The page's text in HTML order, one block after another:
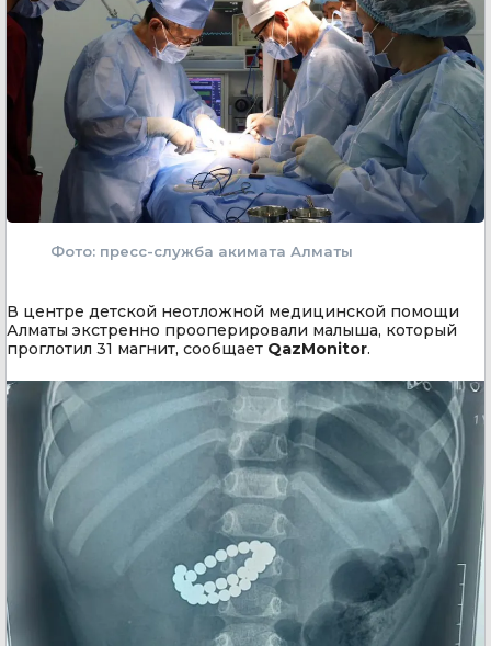
Фото: пресс-служба акимата Алматы
В центре детской неотложной медицинской помощи
Алматы экстренно прооперировали малыша, который
проглотил 31 магнит, сообщает QazMonitor.